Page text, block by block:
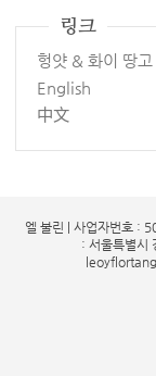
링크
헝얏 & 화이 땅고
English
中文
엘 불린 | 사업자번호 :
: 서울특별시